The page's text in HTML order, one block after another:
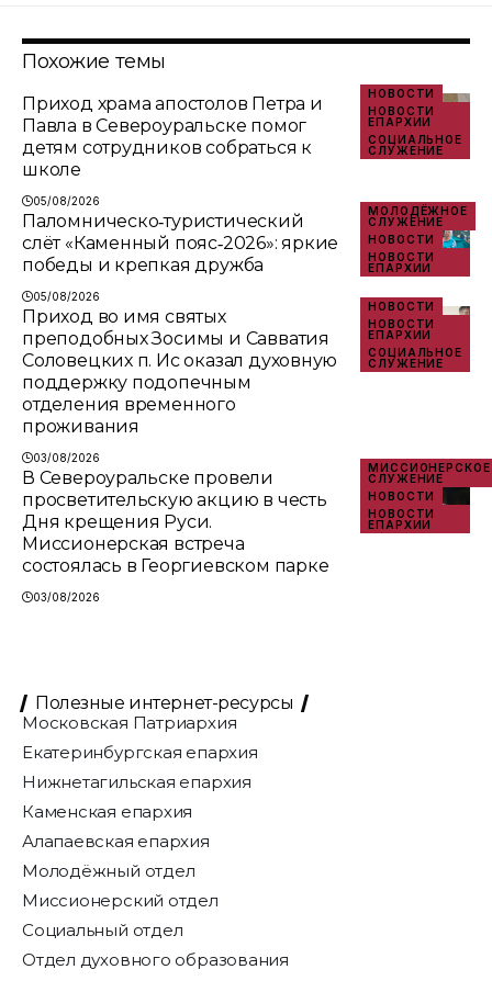
Похожие темы
НОВОСТИ
НОВОСТИ
ЕПАРХИИ
СОЦИАЛЬНОЕ
СЛУЖЕНИЕ
Приход храма апостолов Петра и
Павла в Североуральске помог
детям сотрудников собраться к
школе
05/08/2026
МОЛОДЁЖНОЕ
СЛУЖЕНИЕ
НОВОСТИ
НОВОСТИ
ЕПАРХИИ
Паломническо‑туристический
слёт «Каменный пояс‑2026»: яркие
победы и крепкая дружба
05/08/2026
НОВОСТИ
НОВОСТИ
ЕПАРХИИ
СОЦИАЛЬНОЕ
СЛУЖЕНИЕ
Приход во имя святых
преподобных Зосимы и Савватия
Соловецких п. Ис оказал духовную
поддержку подопечным
отделения временного
проживания
03/08/2026
МИССИОНЕРСКОЕ
СЛУЖЕНИЕ
НОВОСТИ
НОВОСТИ
ЕПАРХИИ
В Североуральске провели
просветительскую акцию в честь
Дня крещения Руси.
Миссионерская встреча
состоялась в Георгиевском парке
03/08/2026
Полезные интернет-ресурсы
Московская Патриархия
Екатеринбургская епархия
Нижнетагильская епархия
Каменская епархия
Алапаевская епархия
Молодёжный отдел
Миссионерский отдел
Социальный отдел
Отдел духовного образования